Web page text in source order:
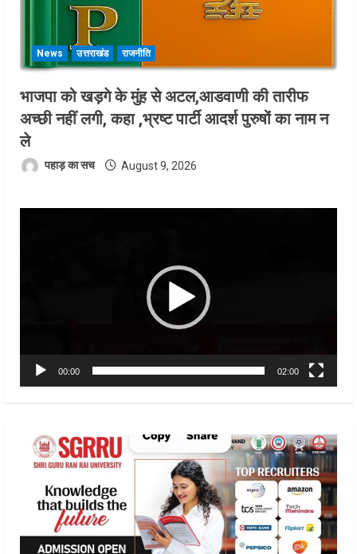
News उत्तराखंड राजनीति
भाजपा को खड़गे के मुंह से अटल,आडवाणी की तारीफ
अच्छी नहीं लगी, कहा ,भ्रष्ट पार्टी आदर्श पुरुषों का नाम न
ले
पहाड़ का सच August 9, 2026
00:00 02:00